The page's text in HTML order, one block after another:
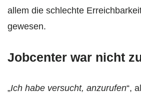
allem die schlechte
gewesen.
Jobcenter war nicht
„Ich habe versucht, anzurufen“,